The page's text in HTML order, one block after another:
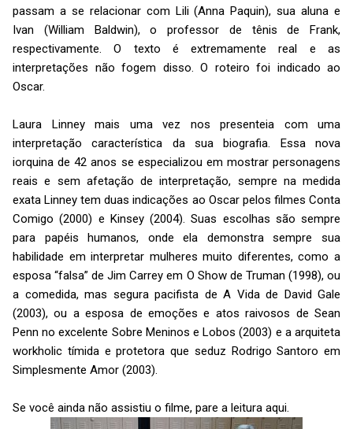
passam a se relacionar com Lili (Anna Paquin), sua aluna e
Ivan (William Baldwin), o professor de tênis de Frank,
respectivamente. O texto é extremamente real e as
interpretações não fogem disso. O roteiro foi indicado ao
Oscar.
Laura Linney mais uma vez nos presenteia com uma
interpretação característica da sua biografia. Essa nova
iorquina de 42 anos se especializou em mostrar personagens
reais e sem afetação de interpretação, sempre na medida
exata Linney tem duas indicações ao Oscar pelos filmes Conta
Comigo (2000) e Kinsey (2004). Suas escolhas são sempre
para papéis humanos, onde ela demonstra sempre sua
habilidade em interpretar mulheres muito diferentes, como a
esposa “falsa” de Jim Carrey em O Show de Truman (1998), ou
a comedida, mas segura pacifista de A Vida de David Gale
(2003), ou a esposa de emoções e atos raivosos de Sean
Penn no excelente Sobre Meninos e Lobos (2003) e a arquiteta
workholic tímida e protetora que seduz Rodrigo Santoro em
Simplesmente Amor (2003).
Se você ainda não assistiu o filme, pare a leitura aqui.